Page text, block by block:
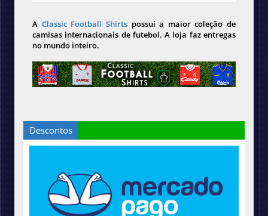
A Classic Football Shirts possui a maior coleção de
camisas internacionais de futebol. A loja faz entregas
no mundo inteiro.
Descontos